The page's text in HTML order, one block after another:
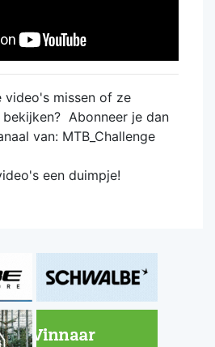
video's missen of ze
Abonneer je dan
van: MTB_Challenge
een duimpje!